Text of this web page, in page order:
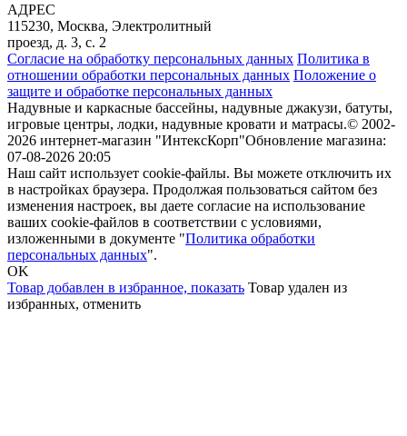
АДРЕС
115230, Москва, Электролитный
проезд, д. 3, с. 2
Согласие на обработку персональных данных Политика в
отношении обработки персональных данных Положение о
защите и обработке персональных данных
Надувные и каркасные бассейны, надувные джакузи, батуты,
игровые центры, лодки, надувные кровати и матрасы.© 2002-
2026 интернет-магазин "ИнтексКорп"Обновление магазина:
07-08-2026 20:05
Наш сайт использует cookie-файлы. Вы можете отключить их
в настройках браузера. Продолжая пользоваться сайтом без
изменения настроек, вы даете согласие на использование
ваших cookie-файлов в соответствии с условиями,
изложенными в документе "Политика обработки
персональных данных".
OK
Товар добавлен в избранное, показать Товар удален из
избранных, отменить